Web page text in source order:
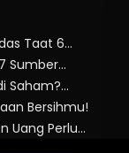
Taat 6…
Sumber…
Saham?…
Bersihmu!
Uang Perlu…